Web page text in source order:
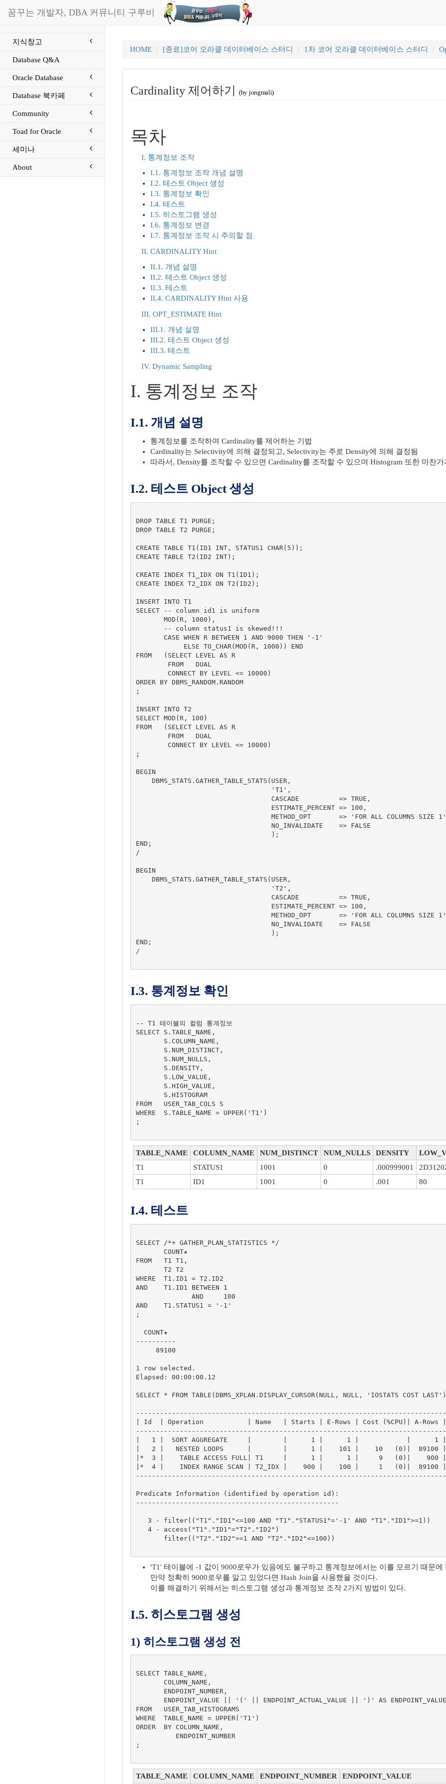
꿈꾸는 개발자, DBA 커뮤니티 구루비
지식창고
Database Q&A
Oracle Database
Database 북카페
Community
Toad for Oracle
세미나
About
HOME [종료]코어 오라클 데이터베이스 스터디 1차 코어 오라클 데이터베이스 스터디
Cardinality 제어하기 (by jongmali)
목차
I. 통계정보 조작
I.1. 통계정보 조작 개념 설명
I.2. 테스트 Object 생성
I.3. 통계정보 확인
I.4. 테스트
I.5. 히스토그램 생성
I.6. 통계정보 변경
I.7. 통계정보 조작 시 주의할 점
II. CARDINALITY Hint
II.1. 개념 설명
II.2. 테스트 Object 생성
II.3. 테스트
II.4. CARDINALITY Hint 사용
III. OPT_ESTIMATE Hint
III.1. 개념 설명
III.2. 테스트 Object 생성
III.3. 테스트
IV. Dynamic Sampling
I. 통계정보 조작
I.1. 개념 설명
통계정보를 조작하여 Cardinality를 제어하는 기법
Cardinality는 Selectivity에 의해 결정되고, Selectivity는 주로 Density에 의해 결정됨
따라서, Density를 조작할 수 있으면 Cardinality를 조작할 수 있으며 Histogram 또한 마찬가
I.2. 테스트 Object 생성
DROP TABLE T1 PURGE;
DROP TABLE T2 PURGE;
CREATE TABLE T1(ID1 INT, STATUS1 CHAR(5));
CREATE TABLE T2(ID2 INT);
CREATE INDEX T1_IDX ON T1(ID1);
CREATE INDEX T2_IDX ON T2(ID2);
INSERT INTO T1
SELECT -- column id1 is uniform
FROM   (SELECT LEVEL AS R
ORDER BY DBMS_RANDOM.RANDOM
;
INSERT INTO T2
SELECT MOD(R, 100)
FROM   (SELECT LEVEL AS R
;
BEGIN
END;
/
BEGIN
END;
/
I.3. 통계정보 확인
-- T1 테이블의 컬럼 통계정보
SELECT S.TABLE_NAME,
FROM   USER_TAB_COLS S
WHERE  S.TABLE_NAME = UPPER('T1')
;
TABLE_NAME COLUMN_NAME NUM_DISTINCT NUM_NULLS DENSITY
T1
STATUS1 1001 0 .000999001
T1
ID1 1001 0 .001 80
I.4. 테스트
SELECT /*+ GATHER_PLAN_STATISTICS */
FROM   T1 T1,
WHERE  T1.ID1 = T2.ID2
AND    T1.ID1 BETWEEN 1
AND    T1.STATUS1 = '-1'
;
----------
1 row selected.
Elapsed: 00:00:00.12
SELECT * FROM TABLE(DBMS_XPLAN.DISPLAY_CURSOR(NULL, NULL, 'IOSTATS COST
| Id  | Operation           | Name   | Starts | E-Rows | Cost (%CPU)| A-
|   1 |  SORT AGGREGATE     |        |      1 |      1 |            |      1
|   2 |   NESTED LOOPS      |        |      1 |    101 |    10   (0)|  89100
|*  3 |    TABLE ACCESS FULL| T1     |      1 |      1 |     9   (0)|    900
|*  4 |    INDEX RANGE SCAN | T2_IDX |    900 |    100 |     1   (0)|  89100
Predicate Information (identified by
'T1' 테이블에 -1 값이 9000로우가 있음에도 불구하고 통계정보에서는 이를 모르기 때문에
만약 정확히 9000로우를 알고 있었다면 Hash Join을 사용했을 것이다.
이를 해결하기 위해서는 히스토그램 생성과 통계정보 조작 2가지 방법이 있다.
I.5. 히스토그램 생성
1) 히스토그램 생성 전
SELECT TABLE_NAME,
FROM   USER_TAB_HISTOGRAMS
WHERE  TABLE_NAME = UPPER('T1')
ORDER  BY COLUMN_NAME,
;
TABLE_NAME COLUMN_NAME ENDPOINT_NUMBER ENDPOINT_VALUE